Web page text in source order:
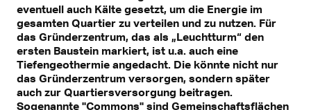
eventuell auch Kälte gesetzt, um die Energie im
gesamten Quartier zu verteilen und zu nutzen. Für
das Gründerzentrum, das als „Leuchtturm“ den
ersten Baustein markiert, ist u.a. auch eine
Tiefengeothermie angedacht. Die könnte nicht nur
das Gründerzentrum versorgen, sondern später
auch zur Quartiersversorgung beitragen.
Sogenannte "Commons" sind Gemeinschaftsflächen